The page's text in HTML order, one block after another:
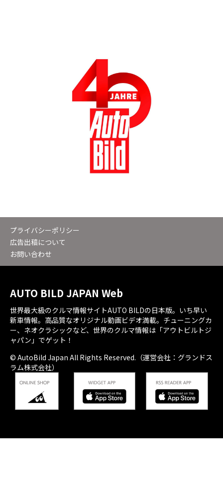
プライバシーポリシー
広告出稿について
お問い合わせ
AUTO BILD JAPAN Web
世界最大級のクルマ情報サイトAUTO BILDの日本版。いち早い
新車情報。高品質なオリジナル動画ビデオ満載。チューニングカ
ー、ネオクラシックなど、世界のクルマ情報は「アウトビルトジ
ャパン」でゲット！
© AutoBild Japan All Rights Reserved.（運営会社：グランドス
ラム株式会社）